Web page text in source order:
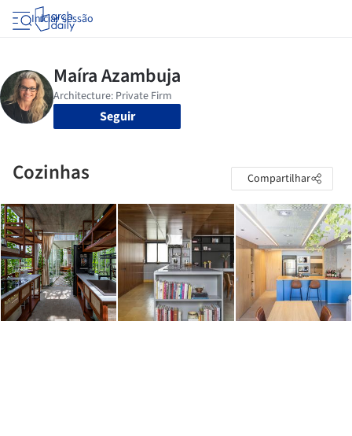
Iniciar sessão
Seguir
Cozinhas Compartilhar